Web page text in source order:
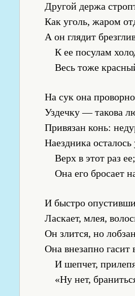
Другой держа
Как уголь, жаром
А он глядит
К ее посулам
Весь тоже
На сук она
Уздечку — такова
Привязан конь:
Наездника осталось
Верх в этот раз
Она его бросает
И быстро
Ласкает, млея,
Он злится, но
Она внезапно гасит
И шепчет,
«Ну нет,